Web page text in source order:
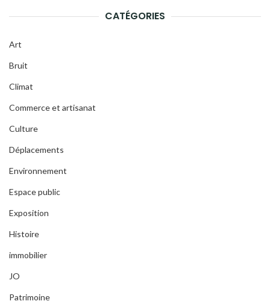
CATÉGORIES
Art
Bruit
Climat
Commerce et artisanat
Culture
Déplacements
Environnement
Espace public
Exposition
Histoire
immobilier
JO
Patrimoine